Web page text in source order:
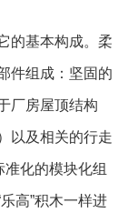
的基本构成。柔
件组成：坚固的
厂房屋顶结构
以及相关的行走
准化的模块化组
高”积木一样进